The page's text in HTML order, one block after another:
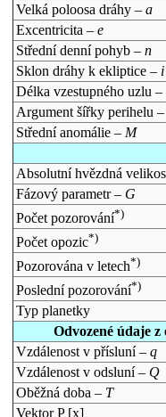
Velká poloosa dráhy – a
Excentricita – e
Střední denní pohyb – n
Sklon dráhy k ekliptice – i
Délka vzestupného uzlu –
Argument šířky perihelu
Střední anomálie – M
Absolutní hvězdná
Fázový parametr – G
Počet pozorování*)
Počet opozic*)
Pozorována v letech*)
Poslední pozorování*)
Typ planetky
Odvozené údaje
Vzdálenost v přísluní – q
Vzdálenost v odsluní – Q
Oběžná doba – T
Vektor P [x]